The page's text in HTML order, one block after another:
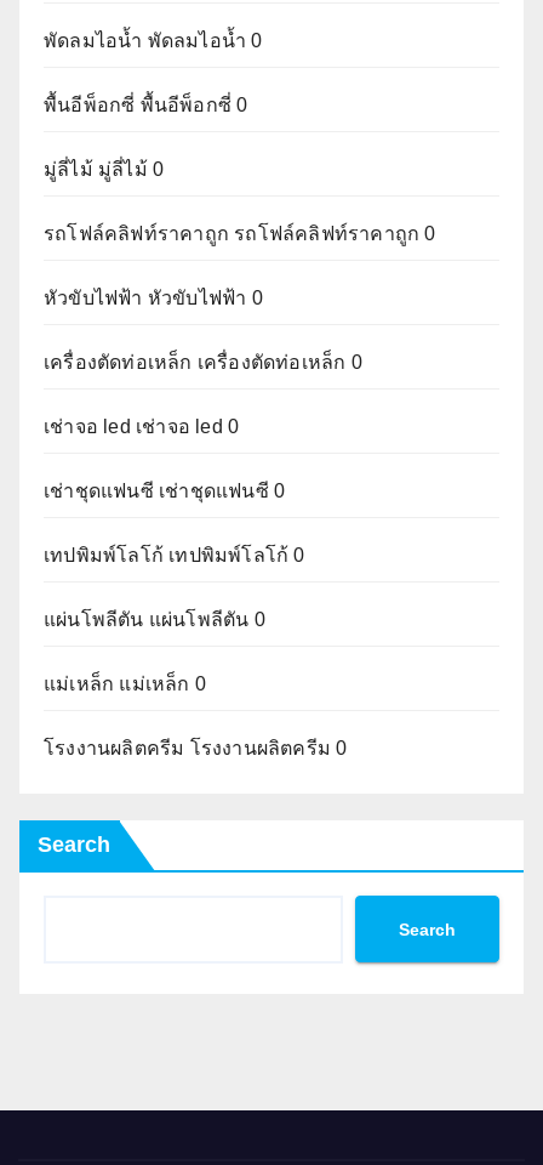
พัดลมไอน้ำ พัดลมไอน้ำ 0
พื้นอีพ็อกซี่ พื้นอีพ็อกซี่ 0
มู่ลี่ไม้ มู่ลี่ไม้ 0
รถโฟล์คลิฟท์ราคาถูก รถโฟล์คลิฟท์ราคาถูก 0
หัวขับไฟฟ้า หัวขับไฟฟ้า 0
เครื่องตัดท่อเหล็ก เครื่องตัดท่อเหล็ก 0
เช่าจอ led เช่าจอ led 0
เช่าชุดแฟนซี เช่าชุดแฟนซี 0
เทปพิมพ์โลโก้ เทปพิมพ์โลโก้ 0
แผ่นโพลีตัน แผ่นโพลีตัน 0
แม่เหล็ก แม่เหล็ก 0
โรงงานผลิตครีม โรงงานผลิตครีม 0
Search
Search